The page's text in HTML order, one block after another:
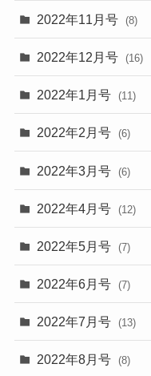
2022年11月号 (8)
2022年12月号 (16)
2022年1月号 (11)
2022年2月号 (6)
2022年3月号 (6)
2022年4月号 (12)
2022年5月号 (7)
2022年6月号 (7)
2022年7月号 (13)
2022年8月号 (8)